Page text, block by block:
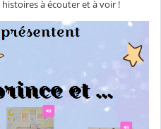
à écouter et à voir !